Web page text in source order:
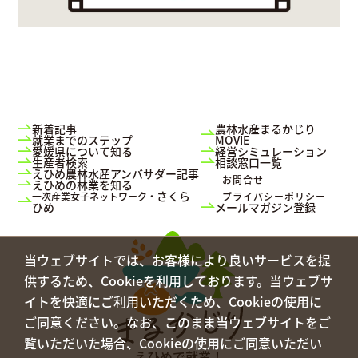
新着記事
就業までのステップ
愛媛県について知る
生産者検索
えひめ農林水産アンバサダー記事
えひめの林業を知る
一次産業女子ネットワーク・ さくら
ひめ
農林水産まるかじり
MOVIE
経営シミュレーション
相談窓口一覧
お問合せ
プライバシーポリシー
メールマガジン登録
当ウェブサイトでは、お客様により良いサービスを提
供するため、Cookieを利用しております。当ウェブサ
イトを快適にご利用いただくため、Cookieの使用に
ご同意ください。なお、このまま当ウェブサイトをご
覧いただいた場合、Cookieの使用にご同意いただい